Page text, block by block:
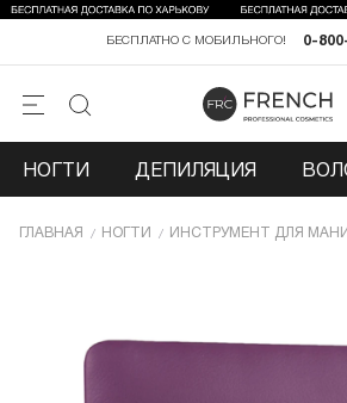
0-
БЕСПЛАТНО С МОБИЛЬНОГО!
НОГТИ ДЕПИЛЯЦИЯ
ГЛАВНАЯ НОГТИ ИНCТРУМЕНТ ДЛЯ